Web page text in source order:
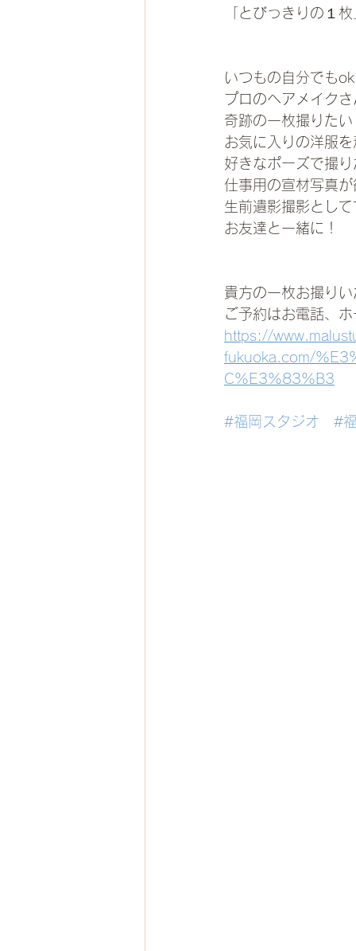
「とびっきりの１
いつもの自分でも
プロのヘアメイク
奇跡の一枚撮りたい
お気に入りの洋服
好きなポーズで撮
仕事用の宣材写真
生前遺影撮影とし
お友達と一緒に！
貴方の一枚お撮り
ご予約はお電話、
https://
fukuoka.com/
C%E3%83%B3
#福岡スタジオ #